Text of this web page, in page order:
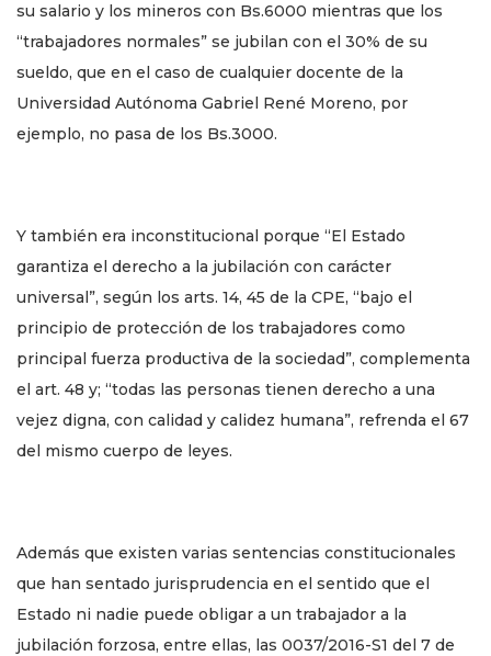
su salario y los mineros con Bs.6000 mientras que los
“trabajadores normales” se jubilan con el 30% de su
sueldo, que en el caso de cualquier docente de la
Universidad Autónoma Gabriel René Moreno, por
ejemplo, no pasa de los Bs.3000.
Y también era inconstitucional porque “El Estado
garantiza el derecho a la jubilación con carácter
universal”, según los arts. 14, 45 de la CPE, “bajo el
principio de protección de los trabajadores como
principal fuerza productiva de la sociedad”, complementa
el art. 48 y; “todas las personas tienen derecho a una
vejez digna, con calidad y calidez humana”, refrenda el 67
del mismo cuerpo de leyes.
Además que existen varias sentencias constitucionales
que han sentado jurisprudencia en el sentido que el
Estado ni nadie puede obligar a un trabajador a la
jubilación forzosa, entre ellas, las 0037/2016-S1 del 7 de